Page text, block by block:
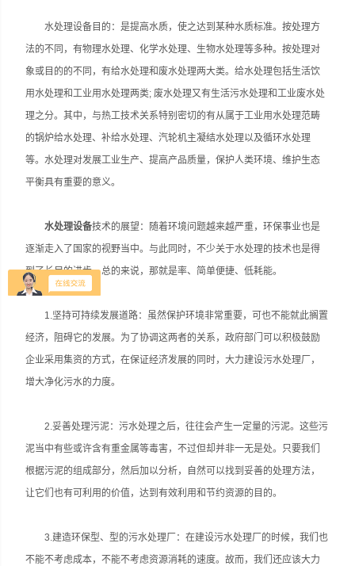
水处理设备目的：是提高水质，使之达到某种水质标准。按处理方
法的不同，有物理水处理、化学水处理、生物水处理等多种。按处理对
象或目的的不同，有给水处理和废水处理两大类。给水处理包括生活饮
用水处理和工业用水处理两类; 废水处理又有生活污水处理和工业废水处
理之分。其中，与热工技术关系特别密切的有从属于工业用水处理范畴
的锅炉给水处理、补给水处理、汽轮机主凝结水处理以及循环水处理
等。水处理对发展工业生产、提高产品质量，保护人类环境、维护生态
平衡具有重要的意义。
水处理设备技术的展望：随着环境问题越来越严重，环保事业也是
逐渐走入了国家的视野当中。与此同时，不少关于水处理的技术也是得
到了长足的进步，总的来说，那就是率、简单便捷、低耗能。
1.坚持可持续发展道路：虽然保护环境非常重要，可也不能就此搁置
经济，阻碍它的发展。为了协调这两者的关系，政府部门可以积极鼓励
企业采用集资的方式，在保证经济发展的同时，大力建设污水处理厂，
增大净化污水的力度。
2.妥善处理污泥：污水处理之后，往往会产生一定量的污泥。这些污
泥当中有些或许含有重金属等毒害，不过但却并非一无是处。只要我们
根据污泥的组成部分，然后加以分析，自然可以找到妥善的处理方法，
让它们也有可利用的价值，达到有效利用和节约资源的目的。
3.建造环保型、型的污水处理厂：在建设污水处理厂的时候，我们也
不能不考虑成本，不能不考虑资源消耗的速度。故而，我们还应该大力